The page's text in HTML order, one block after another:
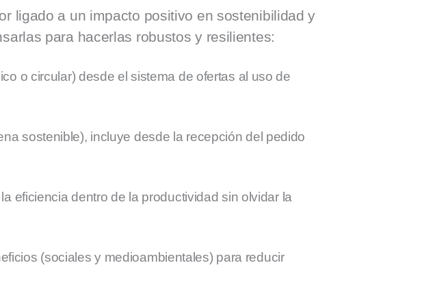
ligado a un impacto positivo en sostenibilidad y
para hacerlas robustos y resilientes:
o circular) desde el sistema de ofertas al uso de
sostenible), incluye desde la recepción del pedido
eficiencia dentro de la productividad sin olvidar la
(sociales y medioambientales) para reducir